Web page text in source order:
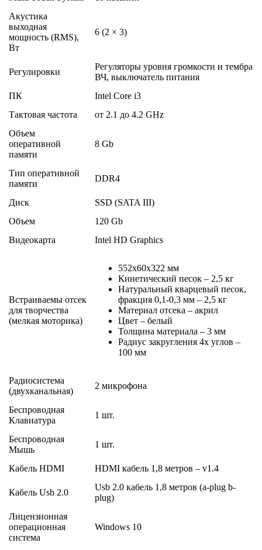
Акустика
выходная
мощность (RMS),
Вт
6 (2 × 3)
Регулировки
Регуляторы уровня громкости и тембра
ВЧ, выключатель питания
ПК
Intel Core i3
Тактовая частота
от 2.1 до 4.2 GHz
Объем
оперативной
памяти
8 Gb
Тип оперативной
памяти
DDR4
Диск
SSD (SATA III)
Объем
120 Gb
Видеокарта
Intel HD Graphics
Встраиваемы отсек
для творчества
(мелкая моторика)
552х60х322 мм
Кинетический песок – 2,5 кг
Натуральный кварцевый песок,
фракция 0,1-0,3 мм – 2,5 кг
Материал отсека – акрил
Цвет – белый
Толщина материала – 3 мм
Радиус закругления 4х углов –
100 мм
Радиосистема
(двухканальная)
2 микрофона
Беспроводная
Клавиатура
1 шт.
Беспроводная
Мышь
1 шт.
Кабель HDMI HDMI кабель 1,8 метров – v1.4
Кабель Usb 2.0
Usb 2.0 кабель 1,8 метров (a-plug b-
plug)
Лицензионная
операционная
система
Windows 10